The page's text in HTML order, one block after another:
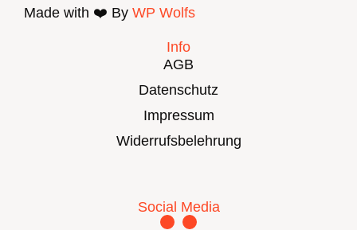
Made with ❤️ By WP Wolfs
Info
AGB
Datenschutz
Impressum
Widerrufsbelehrung
Social Media